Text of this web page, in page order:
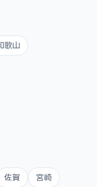
歌山
佐賀 宮崎